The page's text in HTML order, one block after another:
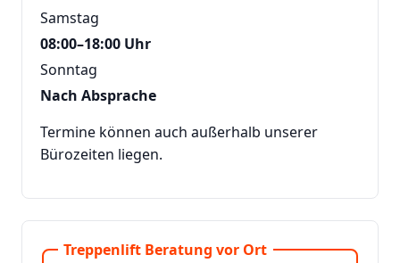
Samstag
08:00–18:00 Uhr
Sonntag
Nach Absprache
Termine können auch außerhalb unserer
Bürozeiten liegen.
Treppenlift Beratung vor Ort